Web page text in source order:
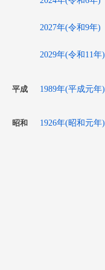
2027年(令和9年)
2029年(令和11年)
平成 1989年(平成元年)
昭和 1926年(昭和元年)